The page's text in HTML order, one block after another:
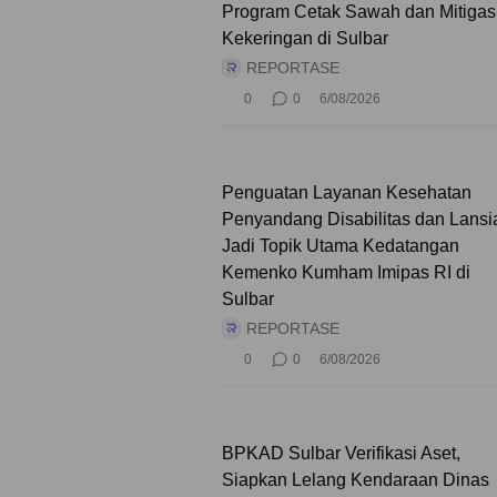
Program Cetak Sawah dan
Kekeringan di Sulbar
REPORTASE
0 0 6/08/2026
Penguatan Layanan Kesehatan
Penyandang Disabilitas dan
Jadi Topik Utama Kedatangan
Kemenko Kumham Imipas RI di
Sulbar
REPORTASE
0 0 6/08/2026
BPKAD Sulbar Verifikasi Aset,
Siapkan Lelang Kendaraan Dinas